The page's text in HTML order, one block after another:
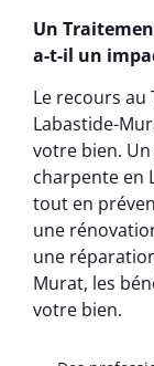
Un
a-t-il un
Le recours
Labastide-
votre bien.
charpente en
tout en
une
une
Murat, les
votre bien.